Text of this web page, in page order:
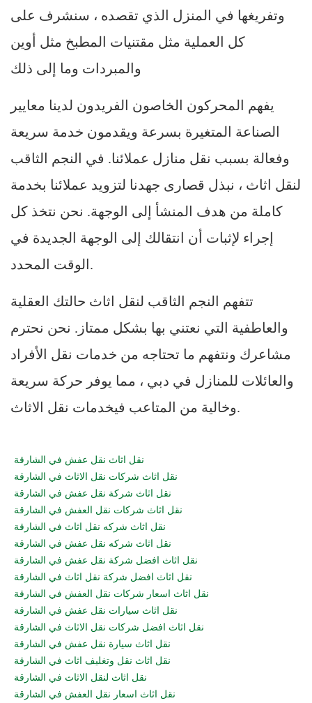
وتفريغها في المنزل الذي تقصده ، سنشرف على
كل العملية مثل مقتنيات المطبخ مثل أوين
والمبردات وما إلى ذلك
يفهم المحركون الخاصون الفريدون لدينا معايير
الصناعة المتغيرة بسرعة ويقدمون خدمة سريعة
وفعالة بسبب نقل منازل عملائنا. في النجم الثاقب
لنقل اثاث ، نبذل قصارى جهدنا لتزويد عملائنا بخدمة
كاملة من هدف المنشأ إلى الوجهة. نحن نتخذ كل
إجراء لإثبات أن انتقالك إلى الوجهة الجديدة في
الوقت المحدد.
تتفهم النجم الثاقب لنقل اثاث حالتك العقلية
والعاطفية التي نعتني بها بشكل ممتاز. نحن نحترم
مشاعرك ونتفهم ما تحتاجه من خدمات نقل الأفراد
والعائلات للمنازل في دبي ، مما يوفر حركة سريعة
وخالية من المتاعب فيخدمات نقل الاثاث.
نقل اثاث نقل عفش في الشارقة
نقل اثاث شركات نقل الاثاث في الشارقة
نقل اثاث شركة نقل عفش في الشارقة
نقل اثاث شركات نقل العفش في الشارقة
نقل اثاث شركه نقل اثاث في الشارقة
نقل اثاث شركه نقل عفش في الشارقة
نقل اثاث افضل شركة نقل عفش في الشارقة
نقل اثاث افضل شركة نقل اثاث في الشارقة
نقل اثاث اسعار شركات نقل العفش في الشارقة
نقل اثاث سيارات نقل عفش في الشارقة
نقل اثاث افضل شركات نقل الاثاث في الشارقة
نقل اثاث سيارة نقل عفش في الشارقة
نقل اثاث نقل وتغليف اثاث في الشارقة
نقل اثاث لنقل الاثاث في الشارقة
نقل اثاث اسعار نقل العفش في الشارقة